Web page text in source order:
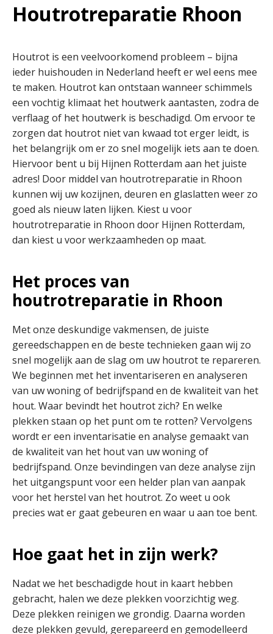
Houtrotreparatie Rhoon
Houtrot is een veelvoorkomend probleem – bijna
ieder huishouden in Nederland heeft er wel eens mee
te maken. Houtrot kan ontstaan wanneer schimmels
een vochtig klimaat het houtwerk aantasten, zodra de
verflaag of het houtwerk is beschadigd. Om ervoor te
zorgen dat houtrot niet van kwaad tot erger leidt, is
het belangrijk om er zo snel mogelijk iets aan te doen.
Hiervoor bent u bij Hijnen Rotterdam aan het juiste
adres! Door middel van houtrotreparatie in Rhoon
kunnen wij uw kozijnen, deuren en glaslatten weer zo
goed als nieuw laten lijken. Kiest u voor
houtrotreparatie in Rhoon door Hijnen Rotterdam,
dan kiest u voor werkzaamheden op maat.
Het proces van
houtrotreparatie in Rhoon
Met onze deskundige vakmensen, de juiste
gereedschappen en de beste technieken gaan wij zo
snel mogelijk aan de slag om uw houtrot te repareren.
We beginnen met het inventariseren en analyseren
van uw woning of bedrijfspand en de kwaliteit van het
hout. Waar bevindt het houtrot zich? En welke
plekken staan op het punt om te rotten? Vervolgens
wordt er een inventarisatie en analyse gemaakt van
de kwaliteit van het hout van uw woning of
bedrijfspand. Onze bevindingen van deze analyse zijn
het uitgangspunt voor een helder plan van aanpak
voor het herstel van het houtrot. Zo weet u ook
precies wat er gaat gebeuren en waar u aan toe bent.
Hoe gaat het in zijn werk?
Nadat we het beschadigde hout in kaart hebben
gebracht, halen we deze plekken voorzichtig weg.
Deze plekken reinigen we grondig. Daarna worden
deze plekken gevuld, gerepareerd en gemodelleerd